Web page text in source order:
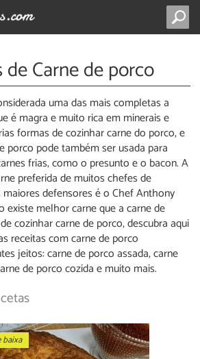
de Carne de porco
uma das mais completas a
é magra e muito rica em minerais e
formas de cozinhar carne do porco, e
porco pode também ser usada para
frias, como o presunto e o bacon. A
preferida de muitos chefes de
defensores é o Chef Anthony
existe melhor carne que a carne de
cozinhar carne de porco, descubra aqui
receitas com carne de porco
jeitos: carne de porco assada, carne
de porco cozida e muito mais.